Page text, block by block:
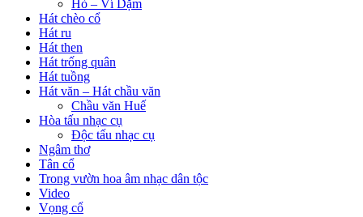
Hò – Ví Dặm
Hát chèo cổ
Hát ru
Hát then
Hát trống quân
Hát tuồng
Hát văn – Hát chầu văn
Chầu văn Huế
Hòa tấu nhạc cụ
Độc tấu nhạc cụ
Ngâm thơ
Tân cổ
Trong vườn hoa âm nhạc dân tộc
Video
Vọng cổ